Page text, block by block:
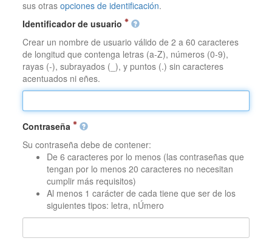
sus otrasopciones de identificación.
Identificador de usuario
Crear un nombre de usuario válido de 2 a 60 caracteres
de longitud que contenga letras (a-Z), números (0-9),
rayas (-), subrayados (_), y puntos (.) sin caracteres
acentuados ni eñes.
Contraseña
Su contraseña debe de contener:
De 6 caracteres por lo menos (las contraseñas que
tengan por lo menos 20 caracteres no necesitan
cumplir más requisitos)
Al menos 1 carácter de cada tiene que ser de los
siguientes tipos: letra, nÚmero